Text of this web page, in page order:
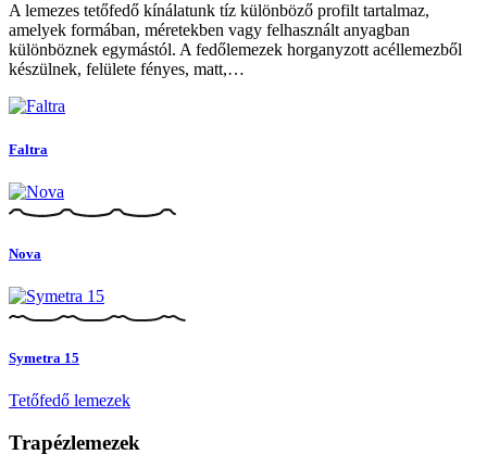
A lemezes tetőfedő kínálatunk tíz különböző profilt tartalmaz,
amelyek formában, méretekben vagy felhasznált anyagban
különböznek egymástól. A fedőlemezek horganyzott acéllemezből
készülnek, felülete fényes, matt,…
Faltra
Nova
Symetra 15
Tetőfedő lemezek
Trapézlemezek